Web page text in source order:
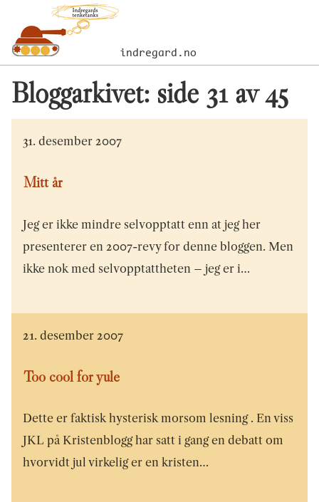
indregard.no
Bloggarkivet: side 31av45
31. desember 2007
Mitt år
Jeg er ikke mindre selvopptatt enn at jeg her
presenterer en 2007-revy for denne bloggen. Men
ikke nok med selvopptattheten – jeg er i…
21. desember 2007
Too cool for yule
Dette er faktisk hysterisk morsom lesning . En viss
JKL på Kristenblogg har satt i gang en debatt om
hvorvidt jul virkelig er en kristen…